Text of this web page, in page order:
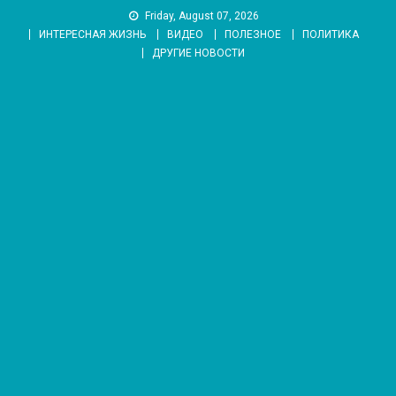
Friday, August 07, 2026
ИНТЕРЕСНАЯ ЖИЗНЬ
ВИДЕО ПОЛЕЗНОЕ
ПОЛИТИКА
ДРУГИЕ НОВОСТИ